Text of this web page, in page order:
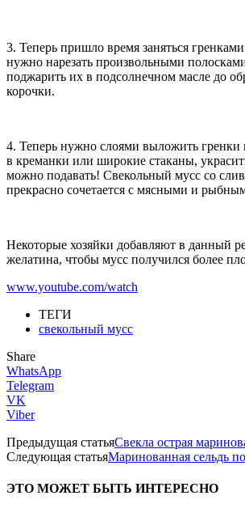
3. Теперь пришло время заняться
нужно нарезать произвольными
поджарить их в подсолнечном масле до
корочки.
4. Теперь нужно слоями выложить гренки
в креманки или широкие стаканы,
можно подавать! Свекольный мусс со
прекрасно сочетается с мясными и
Некоторые хозяйки добавляют в данный
желатина, чтобы мусс получился более
www.youtube.com/watch
ТЕГИ
свекольный мусс
Share
WhatsApp
Telegram
VK
Viber
Предыдущая статьяСвекла острая
Следующая статьяМаринованная сельдь
ЭТО МОЖЕТ БЫТЬ ИНТЕРЕСНО